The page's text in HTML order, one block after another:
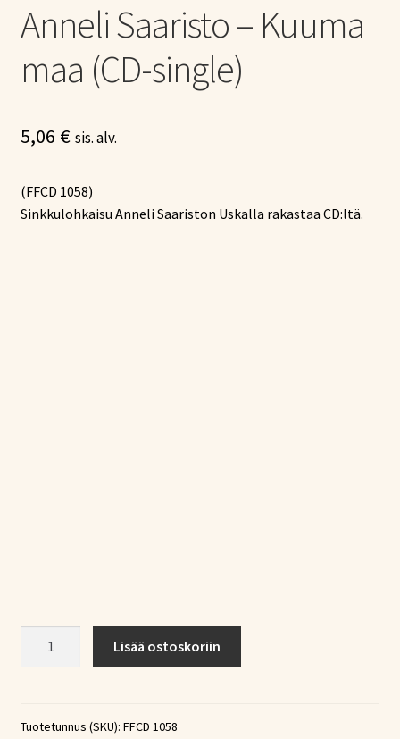
Anneli Saaristo – Kuuma
maa (CD-single)
5,06 € sis. alv.
(FFCD 1058)
Sinkkulohkaisu Anneli Saariston Uskalla rakastaa CD:ltä.
maa
Lisää ostoskoriin
Tuotetunnus (SKU): FFCD 1058